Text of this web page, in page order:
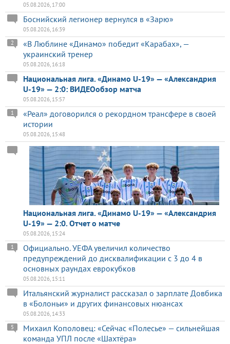
05.08.2026, 17:00
Боснийский легионер вернулся в «Зарю»
05.08.2026, 16:39
«В Люблине «Динамо» победит «Карабах», —
украинский тренер
2
05.08.2026, 16:18
Национальная лига. «Динамо U-19» — «Александрия
U-19» — 2:0: ВИДЕОобзор матча
05.08.2026, 15:57
«Реал» договорился о рекордном трансфере в своей
истории
1
05.08.2026, 15:48
Национальная лига. «Динамо U-19» — «Александрия
U-19» — 2:0. Отчет о матче
05.08.2026, 15:24
Официально. УЕФА увеличил количество
предупреждений до дисквалификации с 3 до 4 в
основных раундах еврокубков
1
05.08.2026, 15:11
Итальянский журналист рассказал о зарплате Довбика
в «Болоньи» и других финансовых нюансах
05.08.2026, 14:33
Михаил Кополовец: «Сейчас «Полесье» — сильнейшая
команда УПЛ после «Шахтёра»
5